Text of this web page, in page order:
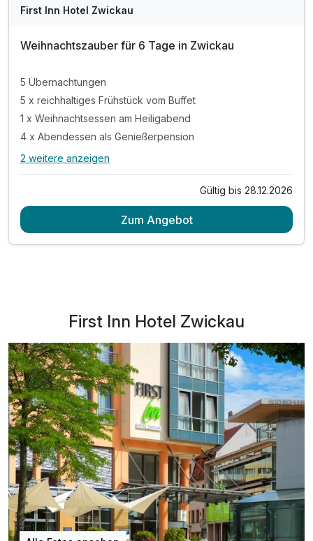
First Inn Hotel Zwickau
Weihnachtszauber für 6 Tage in Zwickau
5 Übernachtungen
5 x reichhaltiges Frühstück vom Buffet
1 x Weihnachtsessen am Heiligabend
4 x Abendessen als Genießerpension
Alle Inklusivleistungen
5 x reichhaltiges Frühstück vom Buffet
2 weitere anzeigen
Gültig bis 28.12.2026
Zum Angebot
First Inn Hotel Zwickau